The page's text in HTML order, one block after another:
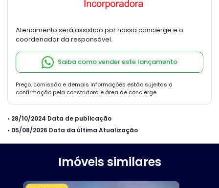
Atendimento será assistido por nossa concierge e o
coordenador da responsável.
Saiba como vender este lançamento
Preço, comissão e demais informações estão sujeitas a
confirmação pela construtora e área de concierge
• 28/10/2024 Data de publicação
• 05/08/2026 Data da última Atualização
Imóveis similares